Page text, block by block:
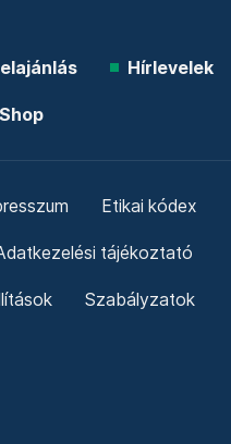
Hírlevelek
Etikai kódex
tájékoztató
Szabályzatok